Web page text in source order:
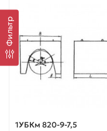
Фильтр
1УБКм 820-9-7,5